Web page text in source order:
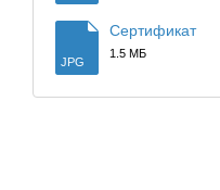
JPG
Сертификат
1.5 МБ